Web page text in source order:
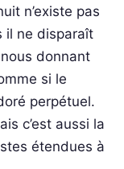
n’existe pas
il ne disparaît
donnant
si le
perpétuel.
c’est aussi la
étendues à